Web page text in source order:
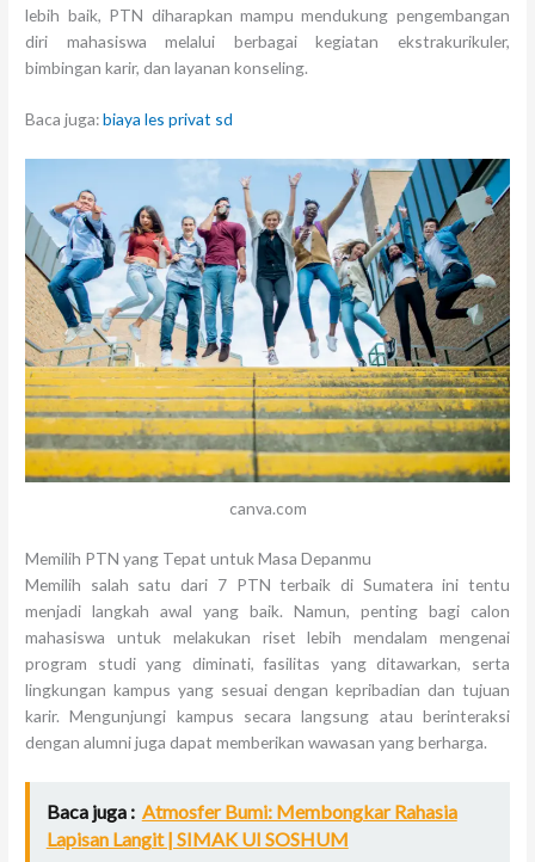
lebih baik, PTN diharapkan mampu mendukung pengembangan
diri mahasiswa melalui berbagai kegiatan ekstrakurikuler,
bimbingan karir, dan layanan konseling.
Baca juga:biaya les privat sd
canva.com
Memilih PTN yang Tepat untuk Masa Depanmu
Memilih salah satu dari 7 PTN terbaik di Sumatera ini tentu
menjadi langkah awal yang baik. Namun, penting bagi calon
mahasiswa untuk melakukan riset lebih mendalam mengenai
program studi yang diminati, fasilitas yang ditawarkan, serta
lingkungan kampus yang sesuai dengan kepribadian dan tujuan
karir. Mengunjungi kampus secara langsung atau berinteraksi
dengan alumni juga dapat memberikan wawasan yang berharga.
Baca juga : Atmosfer Bumi: Membongkar Rahasia
Lapisan Langit | SIMAK UI SOSHUM